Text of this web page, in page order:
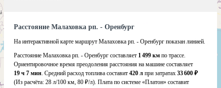
Расстояние Малаховка рп. - Оренбург
На интерактивной карте маршрут Малаховка рп. - Оренбург показан линией.
Расстояние Малаховка рп. - Оренбург составляет 1 499 км по трассе.
Ориентировочное время преодоления расстояния на машине составляет
19 ч 7 мин. Средний расход топлива составит 420 л при затратах 33 600 ₽
(Из расчёта: 28 л/100 км, 80 ₽/л). Плата по системе «Платон» составит